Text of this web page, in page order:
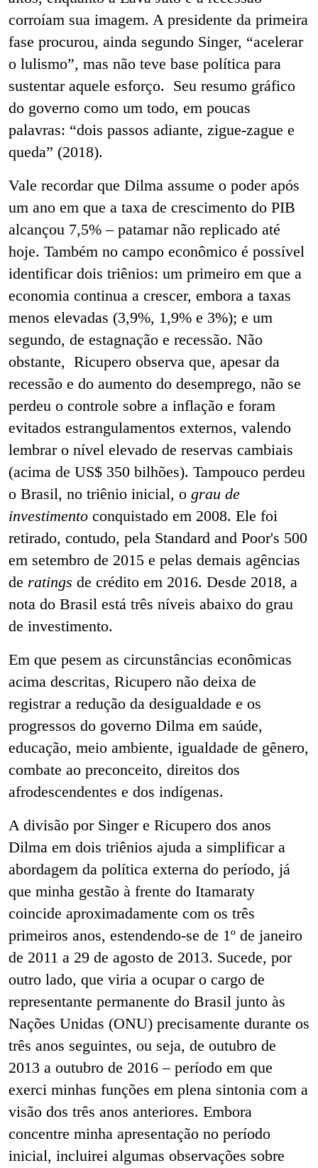
corroíam sua imagem. A presidente da primeira
fase procurou, ainda segundo Singer, “acelerar
o lulismo”, mas não teve base política para
sustentar aquele esforço. Seu resumo gráfico
do governo como um todo, em poucas
palavras: “dois passos adiante, zigue-zague e
queda” (2018).
Vale recordar que Dilma assume o poder após
um ano em que a taxa de crescimento do PIB
alcançou 7,5% – patamar não replicado até
hoje. Também no campo econômico é possível
identificar dois triênios: um primeiro em que a
economia continua a crescer, embora a taxas
menos elevadas (3,9%, 1,9% e 3%); e um
segundo, de estagnação e recessão. Não
obstante, Ricupero observa que, apesar da
recessão e do aumento do desemprego, não se
perdeu o controle sobre a inflação e foram
evitados estrangulamentos externos, valendo
lembrar o nível elevado de reservas cambiais
(acima de US$ 350 bilhões). Tampouco perdeu
o Brasil, no triênio inicial, o grau de
investimento conquistado em 2008. Ele foi
retirado, contudo, pela Standard and Poor's 500
em setembro de 2015 e pelas demais agências
de ratings de crédito em 2016. Desde 2018, a
nota do Brasil está três níveis abaixo do grau
de investimento.
Em que pesem as circunstâncias econômicas
acima descritas, Ricupero não deixa de
registrar a redução da desigualdade e os
progressos do governo Dilma em saúde,
educação, meio ambiente, igualdade de gênero,
combate ao preconceito, direitos dos
afrodescendentes e dos indígenas.
A divisão por Singer e Ricupero dos anos
Dilma em dois triênios ajuda a simplificar a
abordagem da política externa do período, já
que minha gestão à frente do Itamaraty
coincide aproximadamente com os três
primeiros anos, estendendo-se de 1º de janeiro
de 2011 a 29 de agosto de 2013. Sucede, por
outro lado, que viria a ocupar o cargo de
representante permanente do Brasil junto às
Nações Unidas (ONU) precisamente durante os
três anos seguintes, ou seja, de outubro de
2013 a outubro de 2016 – período em que
exerci minhas funções em plena sintonia com a
visão dos três anos anteriores. Embora
concentre minha apresentação no período
inicial, incluirei algumas observações sobre